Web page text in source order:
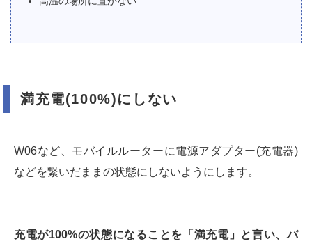
満充電(100%)にしない
W06など、モバイルルーターに電源アダプター(充電器)
などを繋いだままの状態にしないようにします。
充電が100%の状態になることを「満充電」と言い、バ